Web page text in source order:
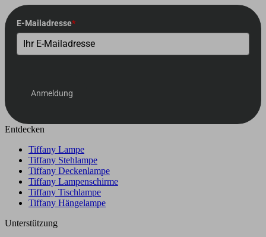
E-Mailadresse*
Anmeldung
Entdecken
Tiffany Lampe
Tiffany Stehlampe
Tiffany Deckenlampe
Tiffany Lampenschirme
Tiffany Tischlampe
Tiffany Hängelampe
Unterstützung